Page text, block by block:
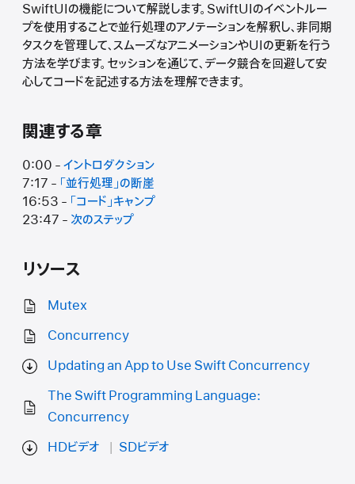
SwiftUIの機能について解説します。SwiftUIのイベントルー
プを使用することで並行処理のアノテーションを解釈し、非同期
タスクを管理して、スムーズなアニメーションやUIの更新を行う
方法を学びます。セッションを通じて、データ競合を回避して安
心してコードを記述する方法を理解できます。
関連する章
0:00 - イントロダクション
7:17 - 「並行処理」の断崖
16:53 - 「コード」キャンプ
23:47 - 次のステップ
リソース
Mutex
Concurrency
Updating an App to Use Swift Concurrency
The Swift Programming Language:
Concurrency
HDビデオ
SDビデオ